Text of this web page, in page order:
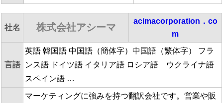
社名 株式会社アシーマ
acimacorporation．co
m
言語
英語 韓国語 中国語（簡体字）中国語（繁体字） フラ
ンス語 ドイツ語 イタリア語 ロシア語 ウクライナ語
スペイン語 …
マーケティングに強みを持つ翻訳会社です。営業や販